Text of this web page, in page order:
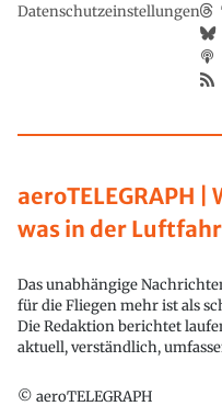
aeroTELEGRAPH
was in der
Das unabhängige
für die Fliegen mehr ist als
Die Redaktion berichtet
aktuell, verständlich,
© aeroTELEGRAPH
Datenschutzeinstellungen